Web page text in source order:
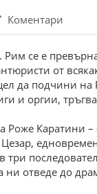
Коментари
се е
от
да подчини на
и оргии,
Роже Каратини
три
ни отведе до